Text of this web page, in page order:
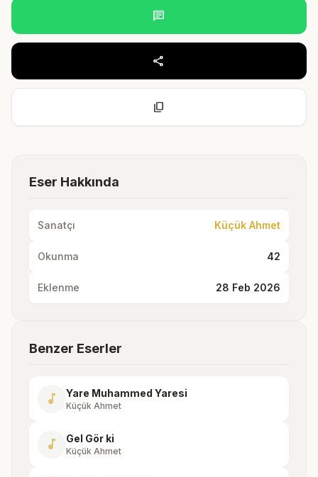
chat
share
content_copy
Eser Hakkında
Sanatçı Küçük Ahmet
Okunma 42
Eklenme 28 Feb 2026
Benzer Eserler
music_note Yare Muhammed Yaresi
Küçük Ahmet
music_note Gel Gör ki
Küçük Ahmet